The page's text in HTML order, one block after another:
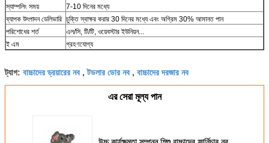
স্যাম্পলিং সময়
7-10 দিনের মধ্যে
ব্যাপক উৎপাদন ডেলিভারি চুক্তি স্বাক্ষর করার 30 দিনের মধ্যে এবং অগ্রিম 30% আমানত পান
পরিশোধের শর্ত
এল/সি, টি/টি, ওয়েবস্টার ইউনিয়ন...
ই এম
গ্রহণযোগ্য
ট্যাগ: বাচ্চাদের ড্রয়ারের নব ,টডলার ডোর নব , বাচ্চাদের দরজার নব
এর সেরা মূল্য পান